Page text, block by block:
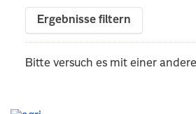
Ergebnisse filtern
Bitte versuch es mit einer